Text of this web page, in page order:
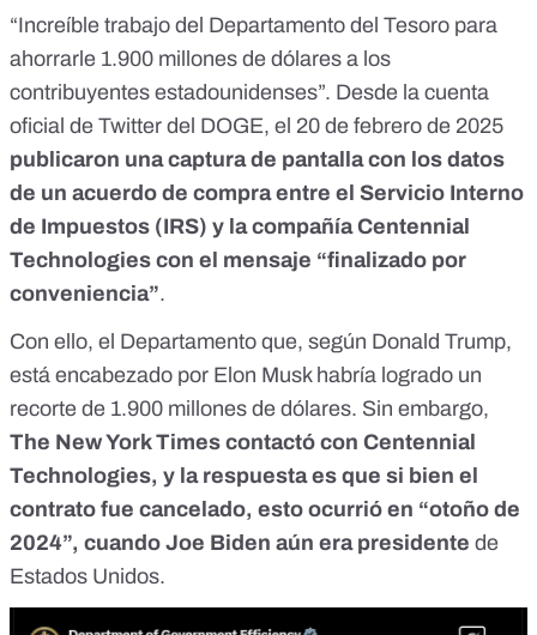
“Increíble trabajo del Departamento del Tesoro para
ahorrarle 1.900 millones de dólares a los
contribuyentes estadounidenses”. Desde la cuenta
oficial de Twitter del DOGE, el 20 de febrero de 2025
publicaron una captura de pantalla con los datos
de un acuerdo de compra entre el Servicio Interno
de Impuestos (IRS) y la compañía Centennial
Technologies con el mensaje “finalizado por
conveniencia”.
Con ello, el Departamento que, según Donald Trump,
está encabezado por Elon Musk habría logrado un
recorte de 1.900 millones de dólares. Sin embargo,
The New York Times contactó con Centennial
Technologies, y la respuesta es que si bien el
contrato fue cancelado, esto ocurrió en “otoño de
2024”, cuando Joe Biden aún era presidente de
Estados Unidos.